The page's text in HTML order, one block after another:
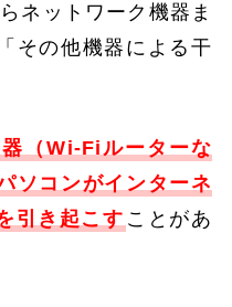
ネットワーク機器ま
その他機器による干
（Wi-Fiルーターな
ソコンがインターネ
引き起こす ことがあ